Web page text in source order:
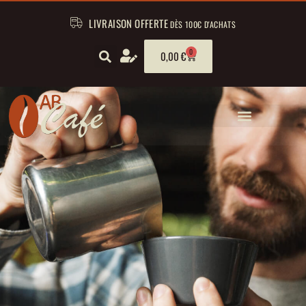
LIVRAISON OFFERTEDÈS 100€ D'ACHATS
0,00€ 0